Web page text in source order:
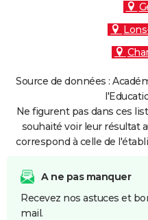
Source de données :
Ne figurent pas dans ces
souhaité voir leur résultat
correspond à celle de
A ne pas manquer
Recevez nos astuces et
mail.